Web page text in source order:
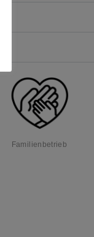
Familienbetrieb